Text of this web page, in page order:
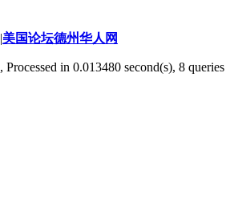
|美国论坛德州华人网
, Processed in 0.013480 second(s), 8